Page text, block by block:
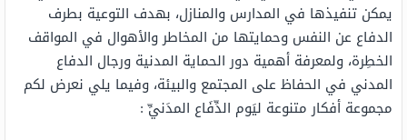
يمكن تنفيذها في المدارس والمنازل، بهدف التوعية بطرف
الدفاع عن النفس وحمايتها من المخاطر والأهوال في المواقف
الخطِرة، ولمعرفة أهمية دور الحماية المدنية ورجال الدفاع
المدني في الحفاظ على المجتمع والبيئة، وفيما يلي نعرض لكم
مجموعة أفكار متنوعة ليَوم الدِّفَاع المدَنيِّ :